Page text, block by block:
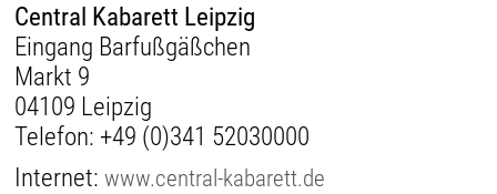
Central Kabarett Leipzig
Eingang Barfußgäßchen
Markt 9
04109 Leipzig
Telefon: +49 (0)341 52030000
Internet:www.central-kabarett.de